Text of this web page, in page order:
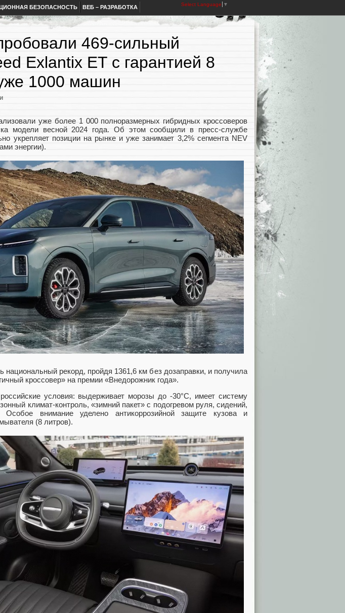
БЕЗОПАСНОСТЬ ВЕБ – РАЗРАБОТКА Select Language ▼
469-сильный
Exlantix ET с гарантией 8
1000 машин
уже более 1 000 полноразмерных гибридных кроссоверов
модели весной 2024 года. Об этом сообщили в пресс-службе
укрепляет позиции на рынке и уже занимает 3,2% сегмента NEV
энергии).
национальный рекорд, пройдя 1361,6 км без дозаправки, и получила
кроссовер» на премии «Внедорожник года».
условия: выдерживает морозы до -30°C, имеет систему
климат-контроль, «зимний пакет» с подогревом руля, сидений,
внимание уделено антикоррозийной защите кузова и
(8 литров).